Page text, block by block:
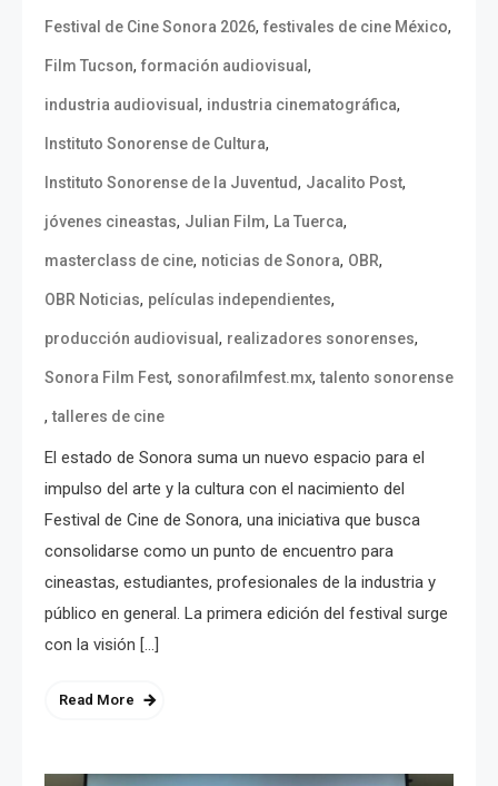
Festival de Cine Sonora 2026, festivales de cine México,
Film Tucson, formación audiovisual ,
industria audiovisual , industria cinematográfica,
Instituto Sonorense de Cultura,
Instituto Sonorense de la Juventud, Jacalito Post,
jóvenes cineastas, Julian Film, La Tuerca,
masterclass de cine, noticias de Sonora, OBR,
OBR Noticias, películas independientes,
producción audiovisual , realizadores sonorenses,
Sonora Film Fest, sonorafilmfest.mx,talento sonorense
,talleres de cine
El estado de Sonora suma un nuevo espacio para el
impulso del arte y la cultura con el nacimiento del
Festival de Cine de Sonora, una iniciativa que busca
consolidarse como un punto de encuentro para
cineastas, estudiantes, profesionales de la industria y
público en general. La primera edición del festival surge
con la visión […]
Read More